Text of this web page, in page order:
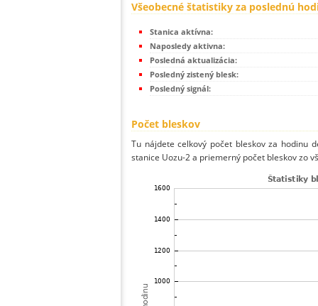
Všeobecné štatistiky za poslednú
Stanica aktívna:
Naposledy aktivna:
Posledná aktualizácia:
Posledný zistený blesk:
Posledný signál:
Počet bleskov
Tu nájdete celkový počet bleskov za hodinu
stanice Uozu-2 a priemerný počet bleskov zo